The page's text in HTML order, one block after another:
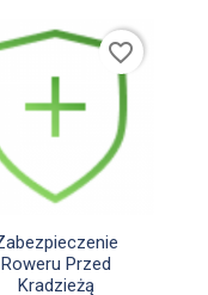
Szybki podgląd
Roweru Przed
Kradzieżą
favorite_border